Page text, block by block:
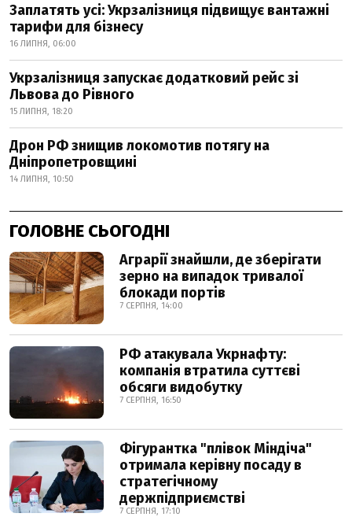
Заплатять усі: Укрзалізниця підвищує вантажні
тарифи для бізнесу
16 ЛИПНЯ, 06:00
Укрзалізниця запускає додатковий рейс зі
Львова до Рівного
15 ЛИПНЯ, 18:20
Дрон РФ знищив локомотив потягу на
Дніпропетровщині
14 ЛИПНЯ, 10:50
ГОЛОВНЕ СЬОГОДНІ
Аграрії знайшли, де зберігати
зерно на випадок тривалої
блокади портів
7 СЕРПНЯ, 14:00
РФ атакувала Укрнафту:
компанія втратила суттєві
обсяги видобутку
7 СЕРПНЯ, 16:50
Фігурантка "плівок Міндіча"
отримала керівну посаду в
стратегічному
держпідприємстві
7 СЕРПНЯ, 17:10